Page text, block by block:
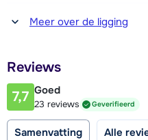
Afstand tot winkel(s)
750 meter
50 meter
Afstand tot piste
20 meter
Meer over de ligging
Reviews
7,7 Goed
23 reviews Geverifieerd
Samenvatting Alle